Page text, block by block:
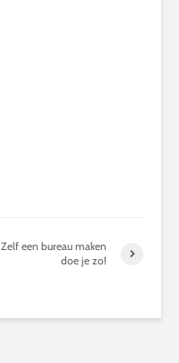
Zelf een bureau maken
doe je zo!